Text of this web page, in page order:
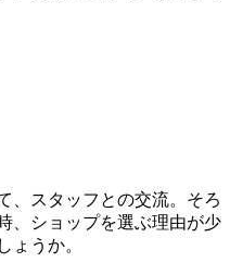
、スタッフとの交流。そろ
、ショップを選ぶ理由が少
ょうか。